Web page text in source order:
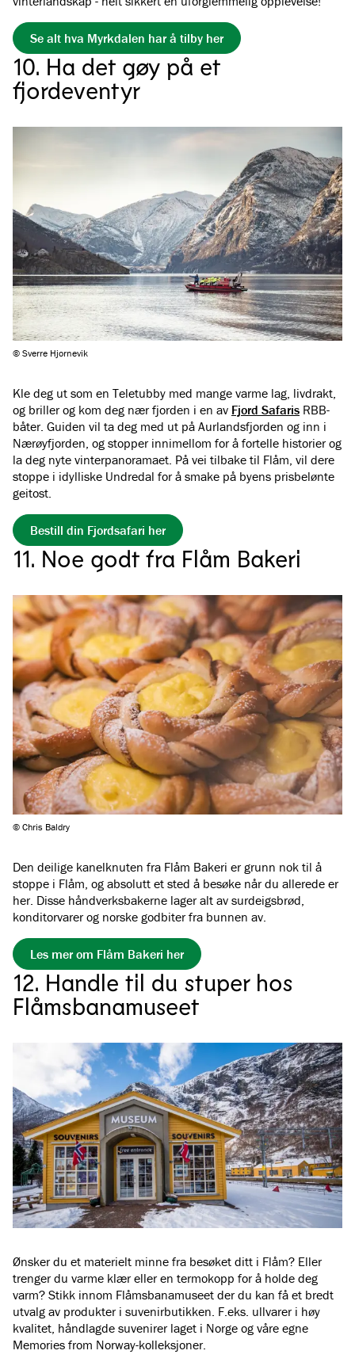
Se alt hva Myrkdalen har å tilby her
10. Ha det gøy på et
fjordeventyr
© Sverre Hjornevik
Kle deg ut som en Teletubby med mange varme lag, livdrakt,
og briller og kom deg nær fjorden i en av Fjord Safaris RBB-
båter. Guiden vil ta deg med ut på Aurlandsfjorden og inn i
Nærøyfjorden, og stopper innimellom for å fortelle historier og
la deg nyte vinterpanoramaet. På vei tilbake til Flåm, vil dere
stoppe i idylliske Undredal for å smake på byens prisbelønte
geitost.
Bestill din Fjordsafari her
11. Noe godt fra Flåm Bakeri
© Chris Baldry
Den deilige kanelknuten fra Flåm Bakeri er grunn nok til å
stoppe i Flåm, og absolutt et sted å besøke når du allerede er
her. Disse håndverksbakerne lager alt av surdeigsbrød,
konditorvarer og norske godbiter fra bunnen av.
Les mer om Flåm Bakeri her
12. Handle til du stuper hos
Flåmsbanamuseet
Ønsker du et materielt minne fra besøket ditt i Flåm? Eller
trenger du varme klær eller en termokopp for å holde deg
varm? Stikk innom Flåmsbanamuseet der du kan få et bredt
utvalg av produkter i suvenirbutikken. F.eks. ullvarer i høy
kvalitet, håndlagde suvenirer laget i Norge og våre egne
Memories from Norway-kolleksjoner.